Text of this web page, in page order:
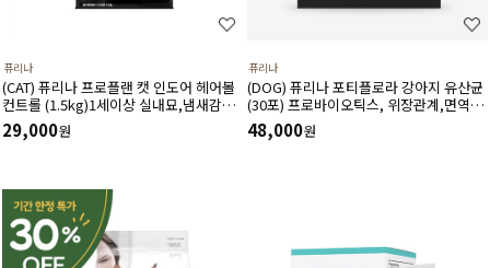
퓨리나
(CAT) 퓨리나 프로플랜 캣 인도어 헤어볼
컨트롤 (1.5kg)1세이상 실내묘,냄새감소,
헤어볼,저칼로리,신장건강,치아건강
29,000원
퓨리나
(DOG) 퓨리나 포티플로라 강아지 유산균
(30포) 프로바이오틱스, 위장관계,면역기
계,전반적인 건강에 도움
48,000원